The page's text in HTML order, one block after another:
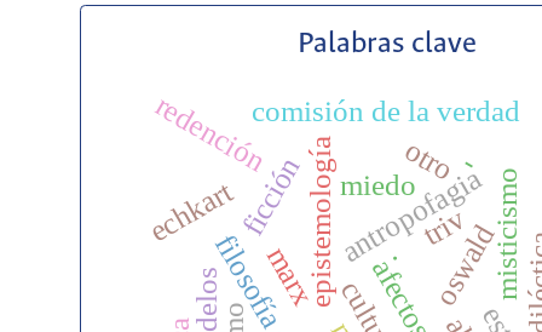
Palabras clave
.
epistemología
ficción antropofagia
marx oswald
afectos
comisión de la verdad
miedootro
misticismo
echkart
redención
triv
-